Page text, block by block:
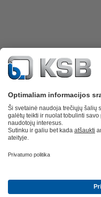
Atsarginės dalys